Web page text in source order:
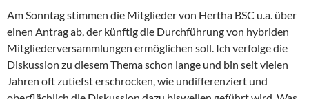
Am Sonntag stimmen die Mitglieder von Hertha BSC u.a. über
einen Antrag ab, der künftig die Durchführung von hybriden
Mitgliederversammlungen ermöglichen soll. Ich verfolge die
Diskussion zu diesem Thema schon lange und bin seit vielen
Jahren oft zutiefst erschrocken, wie undifferenziert und